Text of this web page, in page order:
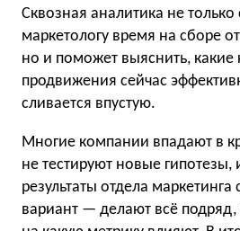
Сквозная аналитика не
маркетологу время на сборе
но и поможет выяснить, какие
продвижения сейчас
сливается впустую.
Многие компании впадают в
не тестируют новые гипотезы,
результаты отдела маркетинга
вариант — делают всё